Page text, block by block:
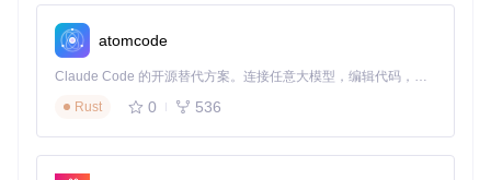
atomcode
Claude Code 的开源替代方案。连接任意大模型，编辑代码，运行命令，自动验证 — 全自动执行。用 Rust 构建，极致性能。 ｜ An open-source alternative to Claude Code. Connect any LLM, edit code, run commands, and verify changes — autonomously. Built in Rust for speed. Get Started
Rust
0 536